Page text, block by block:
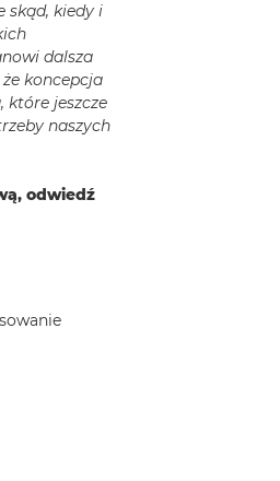
skąd, kiedy i
dalsza
koncepcja
które jeszcze
naszych
odwiedź